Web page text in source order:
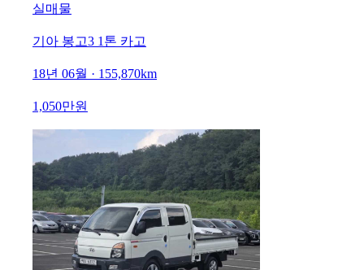
실매물
기아 봉고3 1톤 카고
18년 06월 · 155,870km
1,050만원